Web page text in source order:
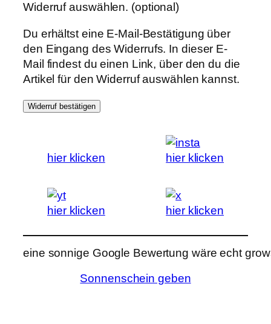
Widerruf auswählen. (optional)
Du erhältst eine E-Mail-Bestätigung über
den Eingang des Widerrufs. In dieser E-
Mail findest du einen Link, über den du die
Artikel für den Widerruf auswählen kannst.
Widerruf bestätigen
hier klicken hier klicken
hier klicken hier klicken
eine sonnige Google Bewertung wäre echt
Sonnenschein geben